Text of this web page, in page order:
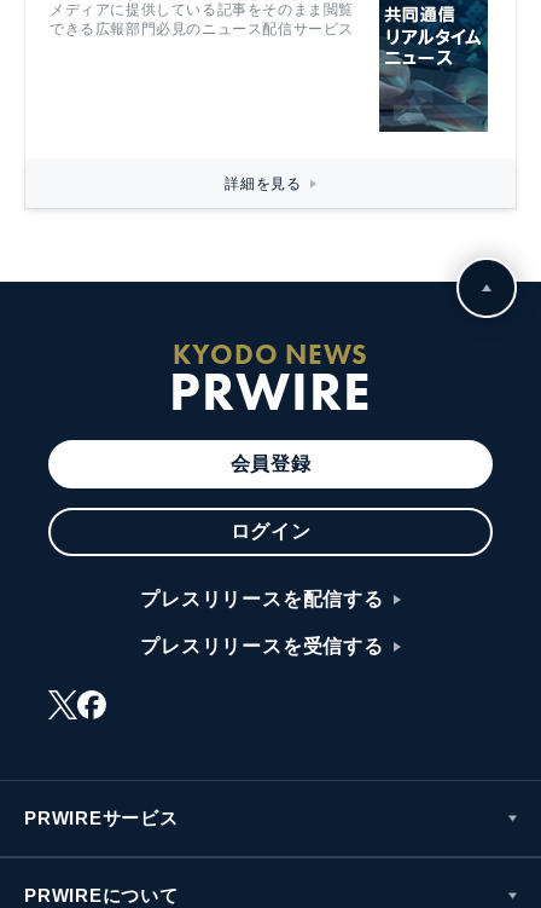
メディアに提供している記事をそのまま閲覧
できる広報部門必見のニュース配信サービス
詳細を見る
KYODO NEWS
PRWIRE
会員登録
ログイン
プレスリリースを配信する
プレスリリースを受信する
PRWIREサービス
PRWIREについて